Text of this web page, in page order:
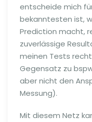
entscheide mich
bekanntesten ist,
Prediction macht,
zuverlässige
meinen Tests
Gegensatz zu
aber nicht den
Messung).
Mit diesem Netz